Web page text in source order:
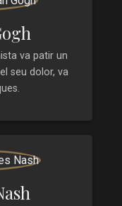
va patir un
seu dolor, va